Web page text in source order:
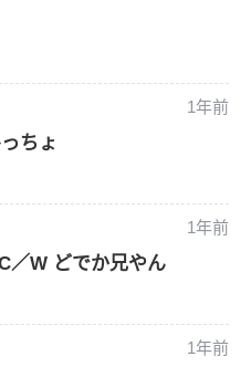
1年前
ちょ
1年前
／W どでか兄やん
1年前